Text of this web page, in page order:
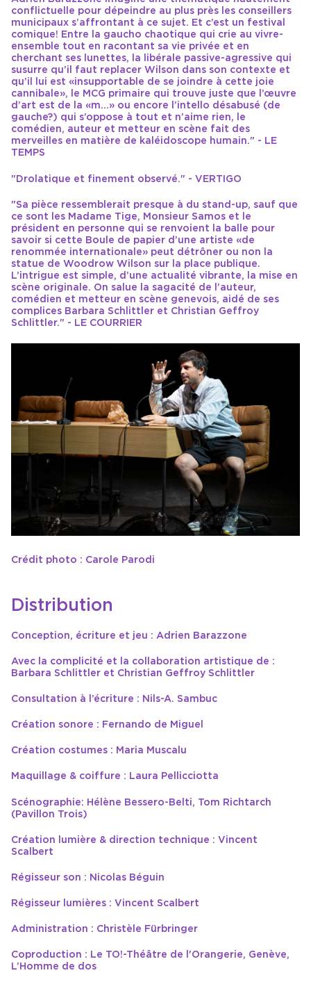
conflictuelle pour dépeindre au plus près les conseillers
municipaux s’affrontant à ce sujet. Et c’est un festival
comique! Entre la gaucho chaotique qui crie au vivre-
ensemble tout en racontant sa vie privée et en
cherchant ses lunettes, la libérale passive-agressive qui
susurre qu’il faut replacer Wilson dans son contexte et
qu’il lui est «insupportable de se joindre à cette joie
cannibale», le MCG primaire qui trouve juste que l’œuvre
d’art est de la «m…» ou encore l’intello désabusé (de
gauche?) qui s’oppose à tout et n’aime rien, le
comédien, auteur et metteur en scène fait des
merveilles en matière de kaléidoscope humain." - LE
TEMPS
"Drolatique et finement observé." - VERTIGO
"Sa pièce ressemblerait presque à du stand-up, sauf que
ce sont les Madame Tige, Monsieur Samos et le
président en personne qui se renvoient la balle pour
savoir si cette Boule de papier d’une artiste «de
renommée internationale» peut détrôner ou non la
statue de Woodrow Wilson sur la place publique.
L’intrigue est simple, d’une actualité vibrante, la mise en
scène originale. On salue la sagacité de l’auteur,
comédien et metteur en scène genevois, aidé de ses
complices Barbara Schlittler et Christian Geffroy
Schlittler." - LE COURRIER
Crédit photo : Carole Parodi
Distribution
Conception, écriture et jeu : Adrien Barazzone
Avec la complicité et la collaboration artistique de :
Barbara Schlittler et Christian Geffroy Schlittler
Consultation à l’écriture : Nils-A. Sambuc
Création sonore : Fernando de Miguel
Création costumes : Maria Muscalu
Maquillage & coiffure : Laura Pellicciotta
Scénographie: Hélène Bessero-Belti, Tom Richtarch
(Pavillon Trois)
Création lumière & direction technique : Vincent
Scalbert
Régisseur son : Nicolas Béguin
Régisseur lumières : Vincent Scalbert
Administration : Christèle Fürbringer
Coproduction : Le TO!-Théâtre de l'Orangerie, Genève,
L’Homme de dos